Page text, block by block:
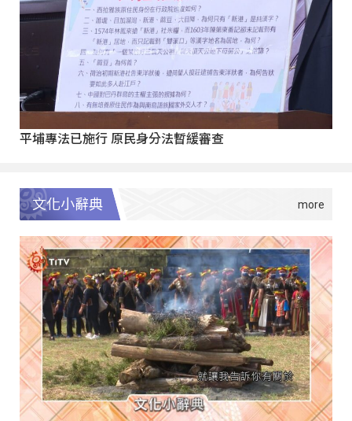
平埔專法已施行 原民身分法暫緩審查
文化小辭典